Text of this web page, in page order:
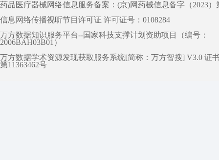
药品医疗器械网络信息服务备案：(京)网药械信息备字（2023）
信息网络传播视听节目许可证 许可证号：0108284
万方数据知识服务平台--国家科技支撑计划资助项目（编号：
2006BAH03B01）
万方数据学术资源发现获取服务系统[简称：万方智搜] V3.0 证
第11363462号